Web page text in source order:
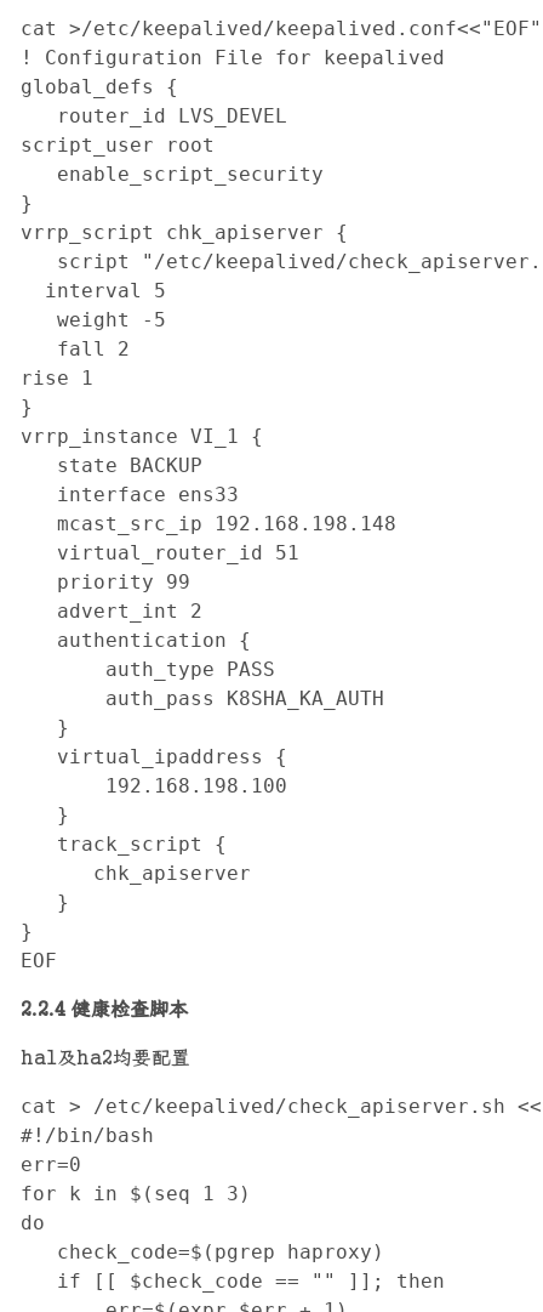
cat >/etc/keepalived/keepalived.conf<<"EOF"
! Configuration File for keepalived
global_defs {
router_id LVS_DEVEL
script_user root
enable_script_security
}
vrrp_script chk_apiserver {
script "/etc/keepalived/
  interval 5
weight -5
fall 2
rise 1
}
vrrp_instance VI_1 {
state BACKUP
interface ens33
mcast_src_ip 192.168.198.148
virtual_router_id 51
priority 99
advert_int 2
authentication {
auth_type PASS
auth_pass K8SHA_KA_AUTH
}
virtual_ipaddress {
192.168.198.100
}
track_script {
chk_apiserver
}
}
EOF
2.2.4 健康检查脚本
ha1及ha2均要配置
cat > /etc/keepalived/check_apiserver.sh
#!/bin/bash
err=0
for k in $(seq 1 3)
do
check_code=$(pgrep haproxy)
if [[ $check_code == "" ]]; then